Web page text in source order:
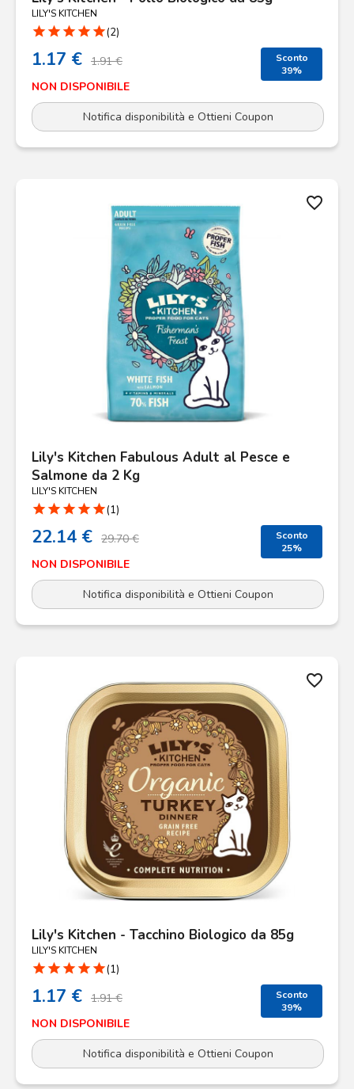
LILY'S KITCHEN
star star star star star(2)
1.17 € 1.91 €
Sconto
39%
NON DISPONIBILE
Notifica disponibilità e Ottieni Coupon
favorite_border
Lily's Kitchen Fabulous Adult al Pesce e
Salmone da 2 Kg
LILY'S KITCHEN
star star star star star(1)
22.14 € 29.70 €
Sconto
25%
NON DISPONIBILE
Notifica disponibilità e Ottieni Coupon
favorite_border
Lily's Kitchen - Tacchino Biologico da 85g
LILY'S KITCHEN
star star star star star(1)
1.17 € 1.91 €
Sconto
39%
NON DISPONIBILE
Notifica disponibilità e Ottieni Coupon